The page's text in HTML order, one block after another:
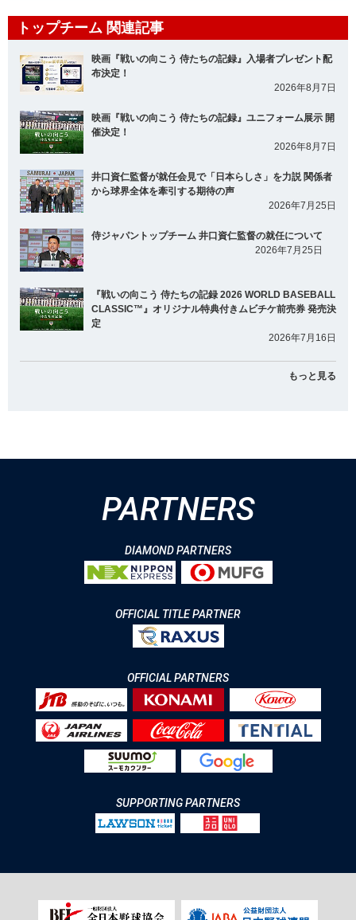
トップチーム 関連記事
映画『戦いの向こう 侍たちの記録』入場者プレゼント配
布決定！
2026年8月7日
映画『戦いの向こう 侍たちの記録』ユニフォーム展示 開
催決定！
2026年8月7日
井口資仁監督が就任会見で「日本らしさ」を力説 関係者
から球界全体を牽引する期待の声
2026年7月25日
侍ジャパントップチーム 井口資仁監督の就任について
2026年7月25日
『戦いの向こう 侍たちの記録 2026 WORLD BASEBALL
CLASSIC™』オリジナル特典付きムビチケ前売券 発売決
定
2026年7月16日
もっと見る
PARTNERS
DIAMOND PARTNERS
OFFICIAL TITLE PARTNER
OFFICIAL PARTNERS
SUPPORTING PARTNERS